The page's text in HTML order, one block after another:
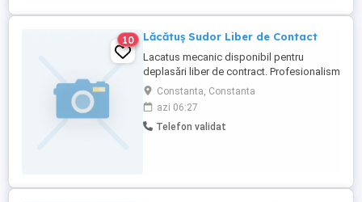
10 Lăcătuș Sudor Liber de Contact
Lacatus mecanic disponibil pentru
deplasări liber de contract. Profesionalism
și competență în servicii la standarde
ridicate. Oportunitate perfectă pentru
proiecte industriale sau de construcții.
Contactează-ne pentru mai multe detalii!
Constanta, Constanta
azi 06:27
Telefon validat